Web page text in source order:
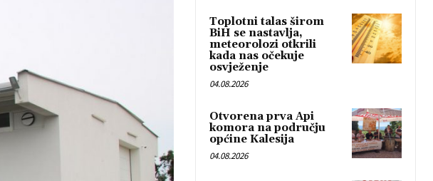
Toplotni talas širom
BiH se nastavlja,
meteorolozi otkrili
kada nas očekuje
osvježenje
04.08.2026
Otvorena prva Api
komora na području
općine Kalesija
04.08.2026